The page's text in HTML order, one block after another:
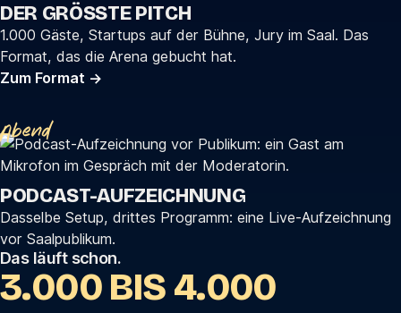
DER GRÖSSTE PITCH
1.000 Gäste, Startups auf der Bühne, Jury im Saal. Das
Format, das die Arena gebucht hat.
Zum Format →
Abend
PODCAST-AUFZEICHNUNG
Dasselbe Setup, drittes Programm: eine Live-Aufzeichnung
vor Saalpublikum.
Das läuft schon.
3.000 BIS 4.000